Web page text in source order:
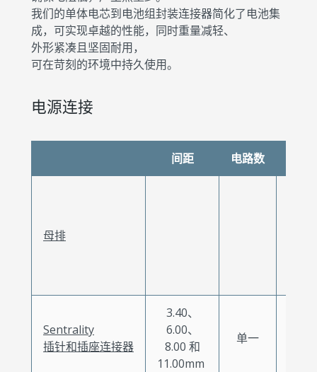
我们的单体电芯到电池组封装连接器简化了电池集
成，可实现卓越的性能，同时重量减轻、
外形紧凑且坚固耐用，
可在苛刻的环境中持久使用。
电源连接
间距 电路数
母排
Sentrality
插针和插座连接器
3.40、
6.00、
8.00 和
11.00mm
单一